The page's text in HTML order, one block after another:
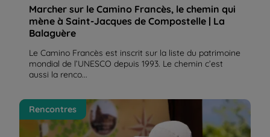
Marcher sur le Camino Francès, le chemin qui
mène à Saint-Jacques de Compostelle | La
Balaguère
Le Camino Francès est inscrit sur la liste du patrimoine
mondial de l’UNESCO depuis 1993. Le chemin c’est
aussi la renco...
Le Camino Francès raconté par Gilles : conseils,
incontournables, et anecdotes sur le Camino de
Santiago
Rencontres